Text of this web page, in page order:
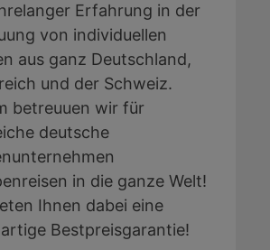
Erfahrung in der
von individuellen
aus ganz Deutschland,
und der Schweiz.
betreuuen wir für
deutsche
in die ganze Welt!
Ihnen dabei eine
Bestpreisgarantie!